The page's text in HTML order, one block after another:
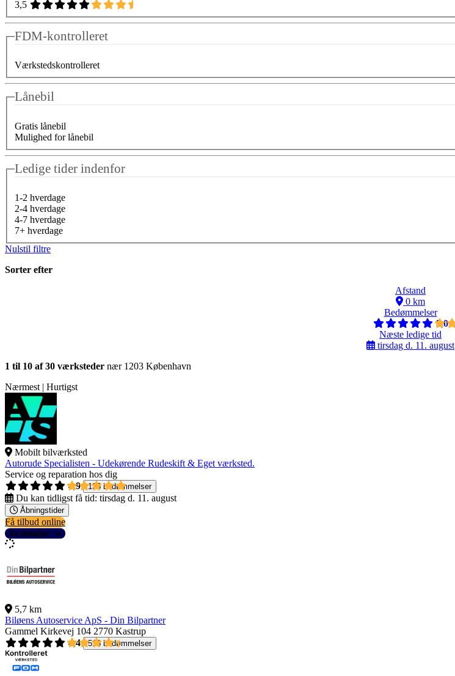
3,5
FDM-kontrolleret
Værkstedskontrolleret
Lånebil
Gratis lånebil
Mulighed for lånebil
Ledige tider indenfor
1-2 hverdage
2-4 hverdage
4-7 hverdage
7+ hverdage
Nulstil filtre
Sorter efter
Afstand
0 km
Bedømmelser
5,0
Næste ledige tid
tirsdag d. 11. august
1 til 10 af 30 værksteder nær 1203 København
Nærmest | Hurtigst
Mobilt bilværksted
Autorude Specialisten - Udekørende Rudeskift & Eget værksted.
Service og reparation hos dig
4,9
135 bedømmelser
Du kan tidligst få tid: tirsdag d. 11. august
Åbningstider
Få tilbud online
Se detaljer
5,7 km
Biløens Autoservice ApS - Din Bilpartner
Gammel Kirkevej 104 2770 Kastrup
4,4
518 bedømmelser